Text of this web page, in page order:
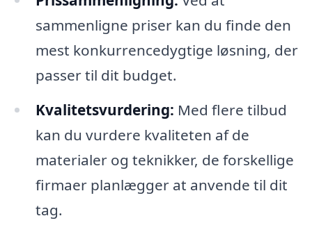
sammenligne priser kan du finde den
mest konkurrencedygtige løsning, der
passer til dit budget.
Kvalitetsvurdering: Med flere tilbud
kan du vurdere kvaliteten af de
materialer og teknikker, de forskellige
firmaer planlægger at anvende til dit
tag.